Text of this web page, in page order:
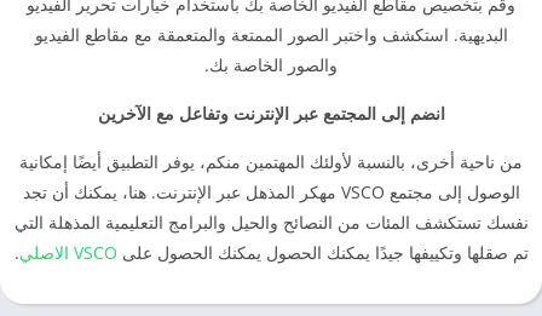
البديهية. استكشف واختبر الصور الممتعة والمتعمقة مع مقاطع الفيديو
والصور الخاصة بك.
انضم إلى المجتمع عبر الإنترنت وتفاعل مع الآخرين
من ناحية أخرى، بالنسبة لأولئك المهتمين منكم، يوفر التطبيق أيضًا إمكانية
الوصول إلى مجتمع VSCO مهكر المذهل عبر الإنترنت. هنا، يمكنك أن تجد
نفسك تستكشف المئات من النصائح والحيل والبرامج التعليمية المذهلة التي
تم صقلها وتكييفها جيدًا يمكنك الحصول يمكنك الحصول على VSCO الاصلي .